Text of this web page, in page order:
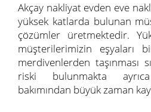
Akçay nakliyat evden eve
yüksek katlarda bulunan
çözümler üretmektedir.
müşterilerimizin eşyaları
merdivenlerden taşınması
riski bulunmakta
bakımından büyük zaman